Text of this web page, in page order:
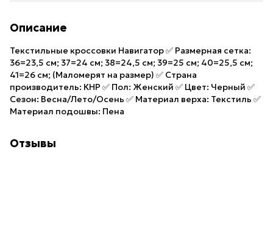
Описание
Текстильные кроссовки Навигатор ✅ Размерная сетка:
36=23,5 см; 37=24 см; 38=24,5 см; 39=25 см; 40=25,5 см;
41=26 см; (Маломерят на размер) ✅ Страна
производитель: КНР ✅ Пол: Женский ✅ Цвет: Черный ✅
Сезон: Весна/Лето/Осень ✅ Материал верха: Текстиль ✅
Материал подошвы: Пена
Отзывы